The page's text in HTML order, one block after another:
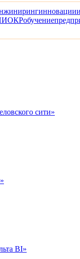
инновации
обучение
сити»
BI»